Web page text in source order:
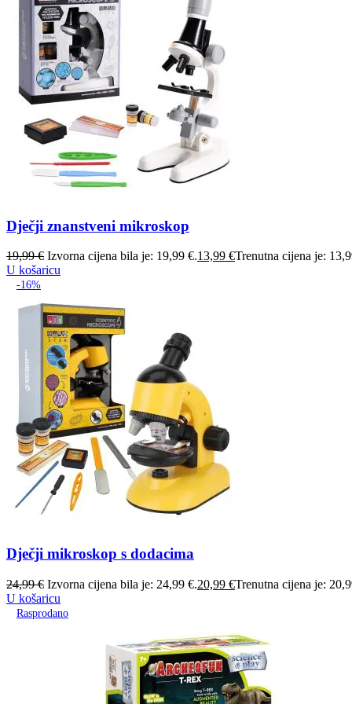
Dječji znanstveni mikroskop
19,99€ Izvorna cijena bila je: 19,99 €.13,99 €Trenutna cijena je:
U košaricu
-16%
Dječji mikroskop s dodacima
24,99€ Izvorna cijena bila je: 24,99 €.20,99 €Trenutna cijena je:
U košaricu
Rasprodano